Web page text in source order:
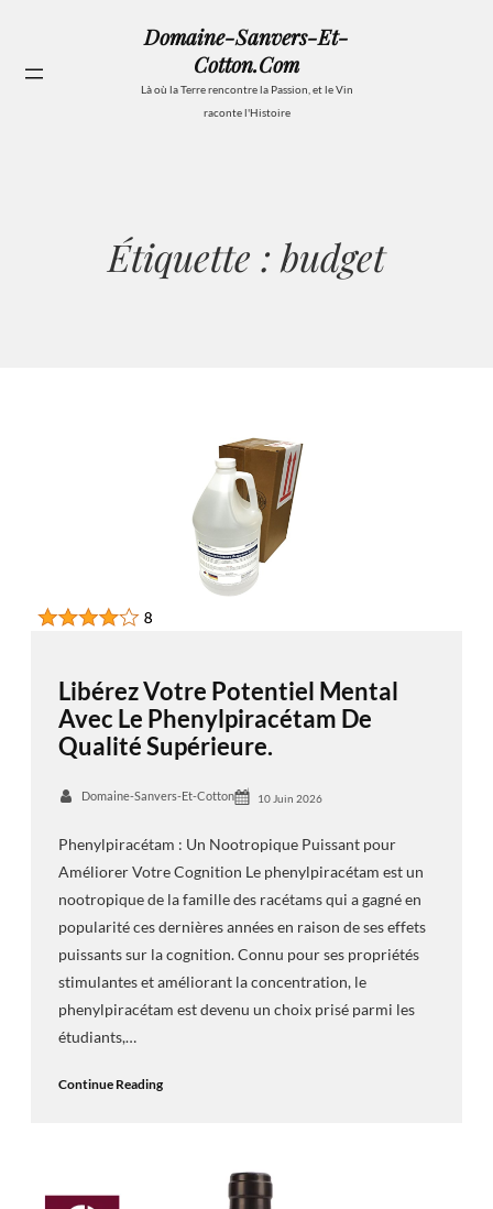
contenu
Domaine-Sanvers-Et-
Cotton.com
Là où la Terre rencontre la Passion, et le Vin
raconte l'Histoire
Étiquette : budget
Libérez Votre Potentiel Mental
Avec Le Phenylpiracétam De
Qualité Supérieure.
Domaine-Sanvers-Et-Cotton 10 Juin 2026
Phenylpiracétam : Un Nootropique Puissant pour
Améliorer Votre Cognition Le phenylpiracétam est un
nootropique de la famille des racétams qui a gagné en
popularité ces dernières années en raison de ses effets
puissants sur la cognition. Connu pour ses propriétés
stimulantes et améliorant la concentration, le
phenylpiracétam est devenu un choix prisé parmi les
étudiants,…
Continue Reading